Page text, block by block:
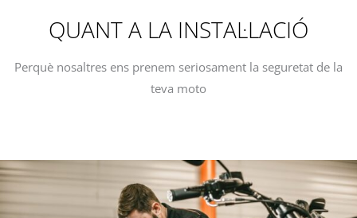
QUANT A LA INSTAL·LACIÓ
Perquè nosaltres ens prenem seriosament la seguretat de la
teva moto